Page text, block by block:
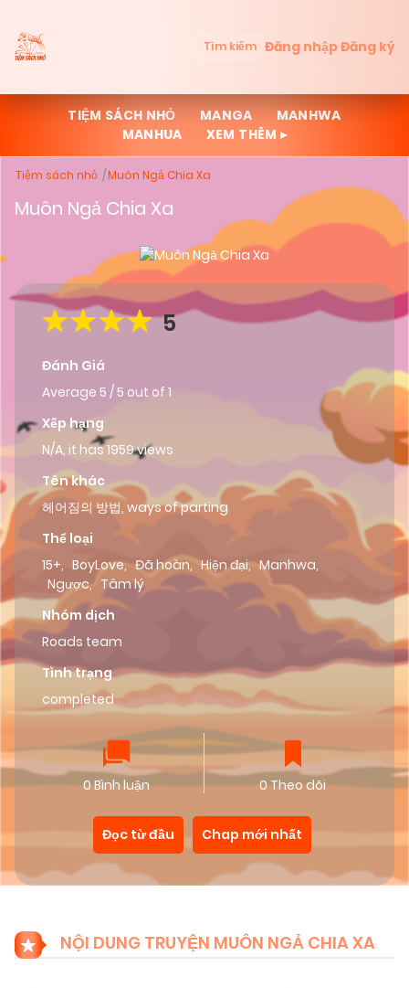
Tìm kiếm Đăng nhậpĐăng ký
TIỆM SÁCH NHỎ MANGA
MANHWA
MANHUA
XEM THÊM ▸
Tiệm sách nhỏ Muôn Ngả Chia Xa
Muôn Ngả Chia Xa
5
Đánh Giá
Average 5 / 5 out of 1
Xếp hạng
N/A, it has 1959 views
Tên khác
헤어짐의 방법, ways of parting
Thể loại
15+, BoyLove, Đã hoàn, Hiện đại, Manhwa,
Ngược, Tâm lý
Nhóm dịch
Roads team
Tình trạng
completed
0 Bình luận 0 Theo dõi
Đọc từ đầu Chap mới nhất
NỘI DUNG TRUYỆN MUÔN NGẢ CHIA XA